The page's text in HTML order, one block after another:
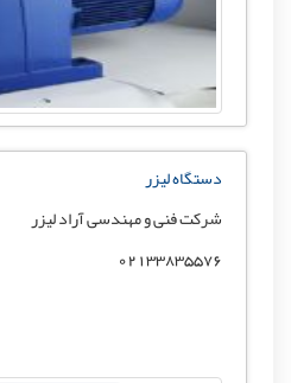
دستگاه لیزر
شرکت فنی و مهندسی آراد لیزر
02133835576